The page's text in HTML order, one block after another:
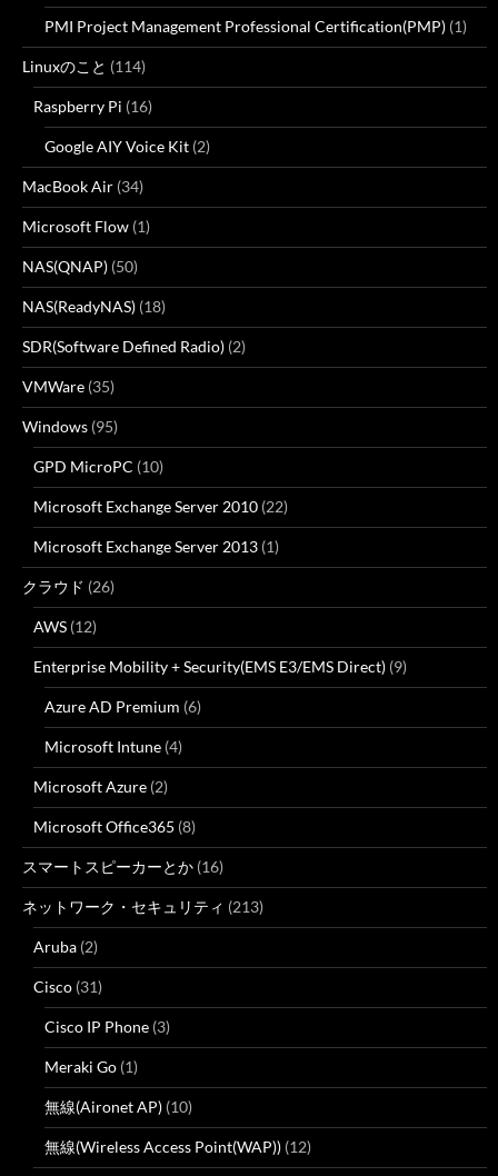
PMI Project Management Professional Certification(PMP) (1)
Linuxのこと (114)
Raspberry Pi (16)
Google AIY Voice Kit (2)
MacBook Air (34)
Microsoft Flow (1)
NAS(QNAP) (50)
NAS(ReadyNAS) (18)
SDR(Software Defined Radio) (2)
VMWare (35)
Windows (95)
GPD MicroPC (10)
Microsoft Exchange Server 2010 (22)
Microsoft Exchange Server 2013 (1)
クラウド (26)
AWS (12)
Enterprise Mobility + Security(EMS E3/EMS Direct) (9)
Azure AD Premium (6)
Microsoft Intune (4)
Microsoft Azure (2)
Microsoft Office365 (8)
スマートスピーカーとか (16)
ネットワーク・セキュリティ (213)
Aruba (2)
Cisco (31)
Cisco IP Phone (3)
Meraki Go (1)
無線(Aironet AP) (10)
無線(Wireless Access Point(WAP)) (12)